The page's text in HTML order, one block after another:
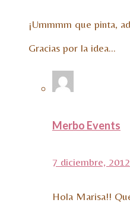
¡Ummmm que pinta,
Gracias por la idea…
Merbo Events
7 diciembre, 2012
Hola Marisa!!